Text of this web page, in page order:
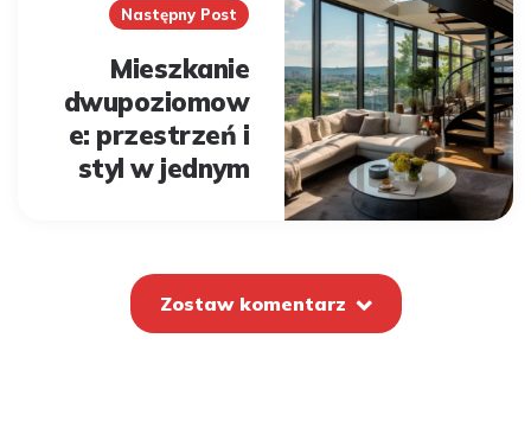
Następny Post
Mieszkanie
dwupoziomow
e: przestrzeń i
styl w jednym
Zostaw komentarz